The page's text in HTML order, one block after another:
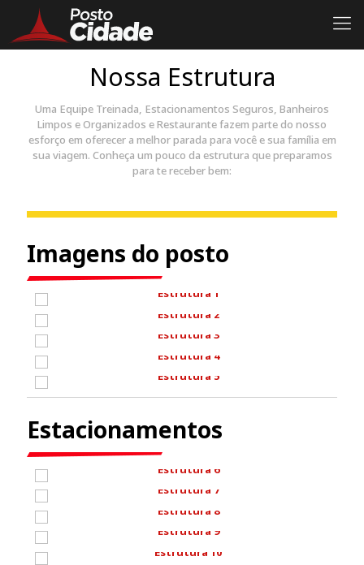
Nossa Estrutura
Uma Equipe Treinada, Estacionamentos Seguros, Banheiros
Limpos e Organizados e Restaurante fazem parte do nosso
esforço em oferecer a melhor parada para você e sua família em
sua viagem. Conheça um pouco da estrutura que preparamos
para te receber bem:
Imagens do posto
Estacionamentos